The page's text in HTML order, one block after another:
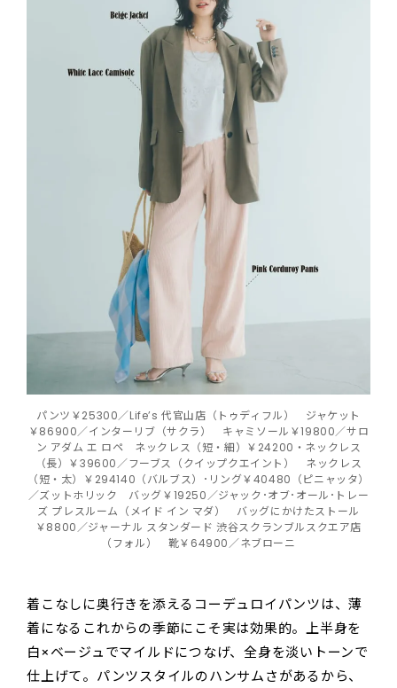
パンツ￥25300／Life’s 代官山店（トゥディフル） ジャケット
￥86900／インターリブ（サクラ） キャミソール￥19800／サロ
ン アダム エ ロペ ネックレス（短・細）￥24200・ネックレス
（長）￥39600／フーブス（クイップクエイント） ネックレス
（短・太）￥294140（バルブス）･リング￥40480（ピニャッタ）
／ズットホリック バッグ￥19250／ジャック･オブ･オール･トレー
ズ プレスルーム（メイド イン マダ） バッグにかけたストール
￥8800／ジャーナル スタンダード 渋谷スクランブルスクエア店
（フォル） 靴￥64900／ネブローニ
着こなしに奥行きを添えるコーデュロイパンツは、薄
着になるこれからの季節にこそ実は効果的。上半身を
白×ベージュでマイルドにつなげ、全身を淡いトーンで
仕上げて。パンツスタイルのハンサムさがあるから、